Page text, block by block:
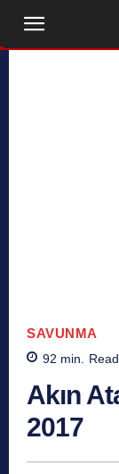
SAVUNMA
92 min. Read
Akın
2017